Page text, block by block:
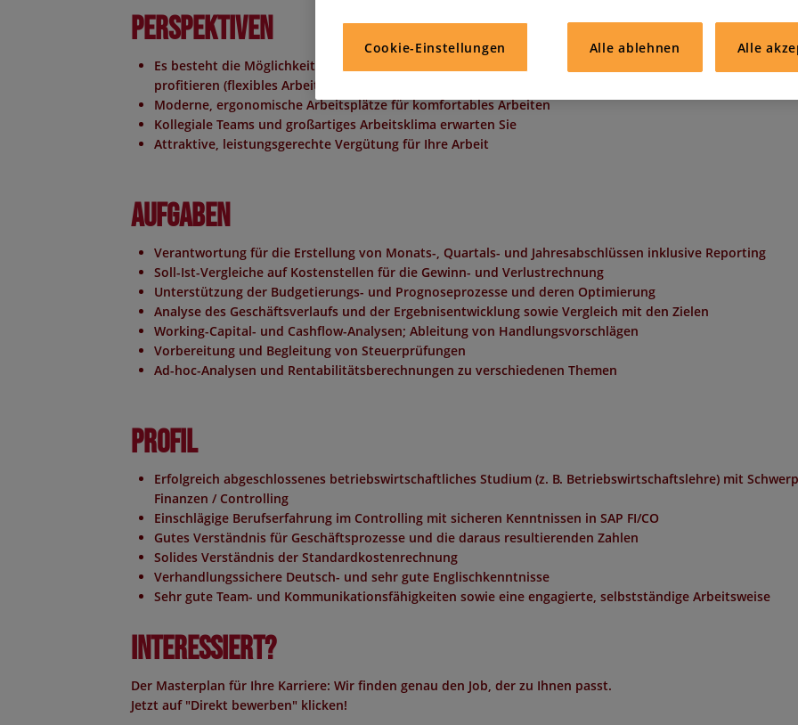
Perspektiven
Es besteht die Möglichkeit zum Teil im Homeoffice zu arbeiten und somit von den Vorteilen hybrider
profitieren (flexibles Arbeiten)
Moderne, ergonomische Arbeitsplätze für komfortables Arbeiten
Kollegiale Teams und großartiges Arbeitsklima erwarten Sie
Attraktive, leistungsgerechte Vergütung für Ihre Arbeit
Aufgaben
Verantwortung für die Erstellung von Monats-, Quartals- und Jahresabschlüssen inklusive Reporting
Soll-Ist-Vergleiche auf Kostenstellen für die Gewinn- und Verlustrechnung
Unterstützung der Budgetierungs- und Prognoseprozesse und deren Optimierung
Analyse des Geschäftsverlaufs und der Ergebnisentwicklung sowie Vergleich mit den Zielen
Working-Capital- und Cashflow-Analysen; Ableitung von Handlungsvorschlägen
Vorbereitung und Begleitung von Steuerprüfungen
Ad-hoc-Analysen und Rentabilitätsberechnungen zu verschiedenen Themen
Profil
Erfolgreich abgeschlossenes betriebswirtschaftliches Studium (z. B. Betriebswirtschaftslehre) mit
Finanzen / Controlling
Einschlägige Berufserfahrung im Controlling mit sicheren Kenntnissen in SAP FI/CO
Gutes Verständnis für Geschäftsprozesse und die daraus resultierenden Zahlen
Solides Verständnis der Standardkostenrechnung
Verhandlungssichere Deutsch- und sehr gute Englischkenntnisse
Sehr gute Team- und Kommunikationsfähigkeiten sowie eine engagierte, selbstständige Arbeitsweise
Interessiert?
Der Masterplan für Ihre Karriere: Wir finden genau den Job, der zu Ihnen passt.
Jetzt auf "Direkt bewerben" klicken!
Cookie-Einstellungen Alle ablehnen Alle